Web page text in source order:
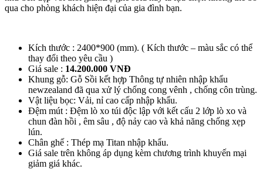
qua cho phòng khách hiện đại của gia đình bạn.
Kích thước : 2400*900 (mm). ( Kích thước – màu sắc có thể
thay đổi theo yêu cầu )
Giá sale : 14.200.000 VNĐ
Khung gỗ: Gỗ Sồi kết hợp Thông tự nhiên nhập khẩu
newzealand đã qua xử lý chống cong vênh , chống côn trùng.
Vật liệu bọc: Vải, nỉ cao cấp nhập khẩu.
Đệm mút : Đệm lò xo túi độc lập với kết cấu 2 lớp lò xo và
chun đàn hồi , êm sâu , độ nảy cao và khả năng chống xẹp
lún.
Chân ghế : Thép mạ Titan nhập khẩu.
Giá sale trên không áp dụng kèm chương trình khuyến mại
giảm giá khác.